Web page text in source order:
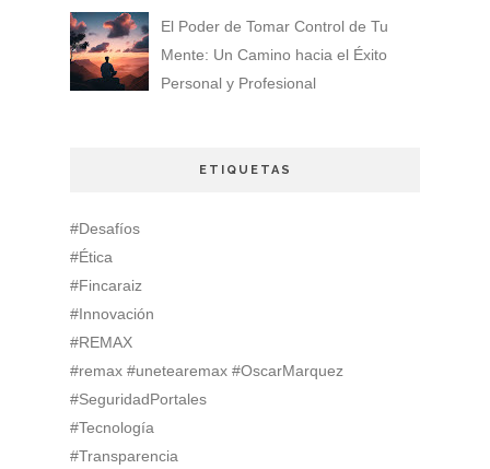
El Poder de Tomar Control de Tu
Mente: Un Camino hacia el Éxito
Personal y Profesional
ETIQUETAS
#Desafíos
#Ética
#Fincaraiz
#Innovación
#REMAX
#remax #unetearemax #OscarMarquez
#SeguridadPortales
#Tecnología
#Transparencia